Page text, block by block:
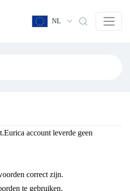
NL
account leverde geen
correct zijn.
te gebruiken.